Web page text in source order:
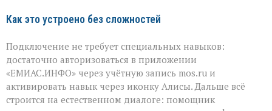
Как это устроено без сложностей
Подключение не требует специальных навыков:
достаточно авторизоваться в приложении
«ЕМИАС.ИНФО» через учётную запись mos.ru и
активировать навык через иконку Алисы. Дальше всё
строится на естественном диалоге: помощник